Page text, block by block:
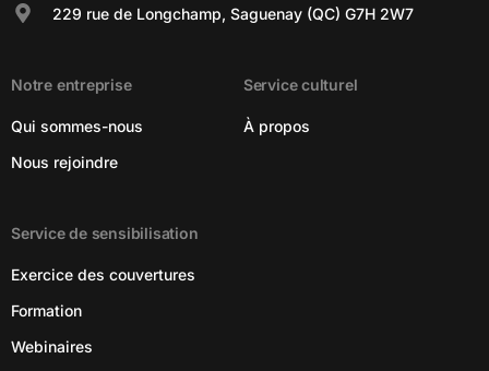
229 rue de Longchamp, Saguenay (QC) G7H 2W7
Notre entreprise
Qui sommes-nous
Nous rejoindre
Service culturel
À propos
Service de sensibilisation
Exercice des couvertures
Formation
Webinaires